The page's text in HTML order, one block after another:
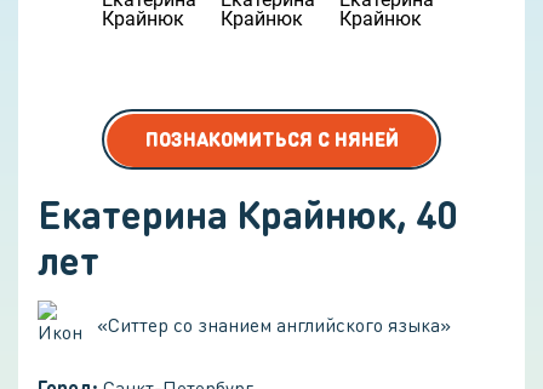
ПОЗНАКОМИТЬСЯ С НЯНЕЙ
Екатерина Крайнюк, 40
лет
«Ситтер со знанием английского языка»